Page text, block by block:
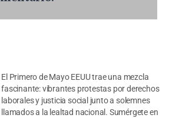
El Primero de Mayo EEUU trae una mezcla
fascinante: vibrantes protestas por derechos
laborales y justicia social junto a solemnes
llamados a la lealtad nacional. Sumérgete en